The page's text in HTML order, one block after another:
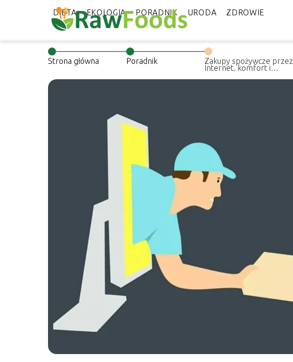
DIETA EKOLOGIA PORADNIK URODA ZDROWIE
Strona główna Poradnik Zakupy spożywcze przez
Internet, komfort i